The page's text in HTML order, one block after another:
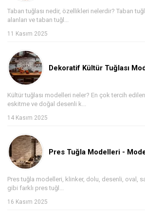
Taban tuğlası nedir, özellikleri nelerdir? Taban
alanları ve taban tuğl...
11 Kasım 2025
Dekoratif Kültür Tuğlası
Kültür tuğlası modelleri neler? En çok tercih edilen
eskitme ve doğal desenli k...
14 Kasım 2025
Pres Tuğla Modelleri -
Pres tuğla modelleri, klinker, dolu, desenli, oval,
gibi farklı pres tuğl...
16 Kasım 2025